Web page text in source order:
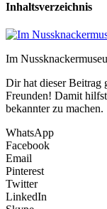
Inhaltsverzeichnis
Im
Dir hat dieser Beitrag
Freunden! Damit
bekannter zu machen.
WhatsApp
Facebook
Email
Pinterest
Twitter
LinkedIn